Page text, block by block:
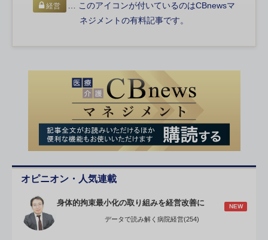
経営
… このアイコンが付いているのはCBnewsマ
ネジメントの有料記事です。
オピニオン・人気連載
身体的拘束最小化の取り組みを経営改善に NEW
データで読み解く病院経営(254)